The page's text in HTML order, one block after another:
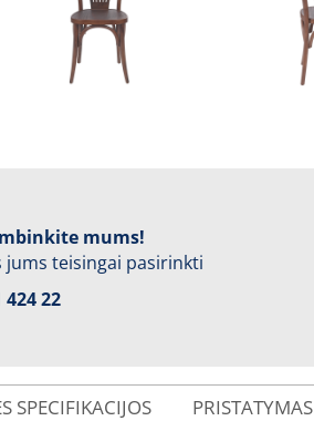
mums!
jums teisingai pasirinkti
424 22
SPECIFIKACIJOS PRISTATYMAS